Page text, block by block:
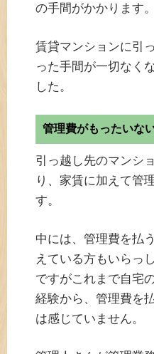
の手間がかかります。
賃貸マンションに引
った手間が一切なく
した。
管理費がもったいな
引っ越し先のマンシ
り、家賃に加えて管
す。
中には、管理費を払
えている方もいらっ
ですがこれまで自宅
経験から、管理費を
は感じていません。